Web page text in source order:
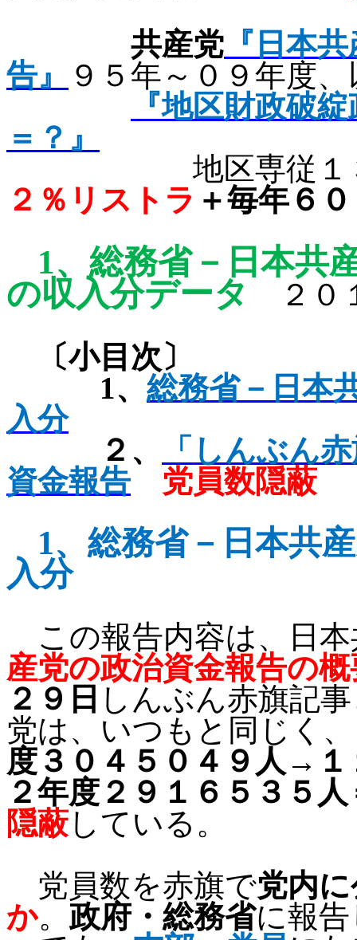
共産党 『日本
告』
９５年～０９年度
『地区財政破
＝？』
地区専従
２％リストラ ＋毎年６
1、 総務省－日本共
の収入分データ
２０
〔小目次〕
1、 総務省－日本
入分
２、
「しんぶん
資金報告
党員数隠蔽
1、 総務省－日本共
入分
この報告内容は、日
産党の政治資金報告の
２９日 しんぶん赤旗記
党は、いつもと同じく、
度３０４５０４９人→
２年度２９１６５３５
隠蔽している。
党員数を赤旗で党内
か。政府・総務省に報